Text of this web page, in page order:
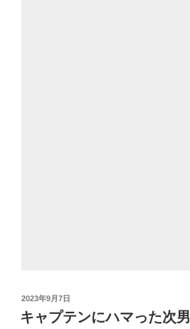
投
稿
日:
2023年9月7日
キャプテンにハマった次男